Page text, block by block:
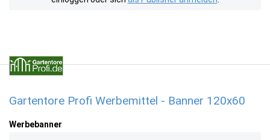
Gartentore Profi Werbemittel - Banner 120x60
Werbebanner